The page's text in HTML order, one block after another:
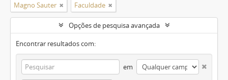
Magno Sauter Faculdade
Opções de pesquisa avançada
Encontrar resultados com:
em